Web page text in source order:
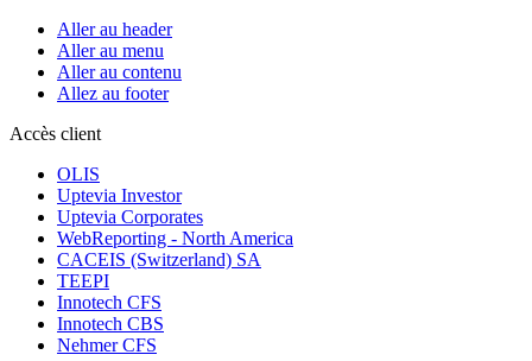
Aller au header
Aller au menu
Aller au contenu
Allez au footer
Accès client
OLIS
Uptevia Investor
Uptevia Corporates
WebReporting - North America
CACEIS (Switzerland) SA
TEEPI
Innotech CFS
Innotech CBS
Nehmer CFS